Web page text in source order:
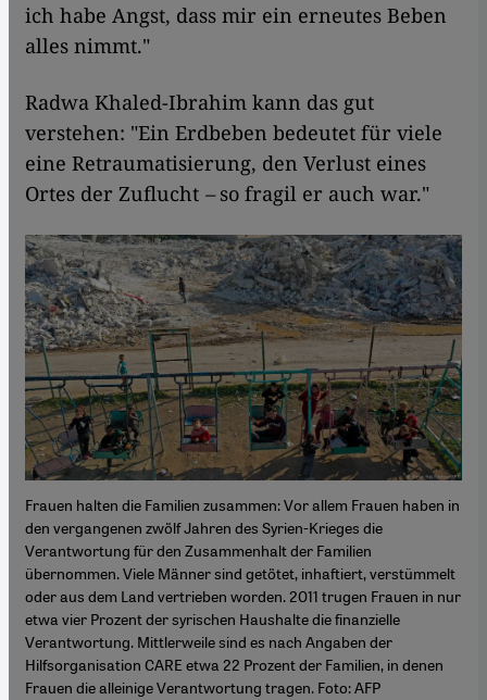
ich habe Angst, dass mir ein erneutes Beben
alles nimmt."
Radwa Khaled-Ibrahim kann das gut
verstehen: "Ein Erdbeben bedeutet für viele
eine Retraumatisierung, den Verlust eines
Ortes der Zuflucht –so fragil er auch war."
Frauen halten die Familien zusammen: Vor allem Frauen haben in
den vergangenen zwölf Jahren des Syrien-Krieges die
Verantwortung für den Zusammenhalt der Familien
übernommen. Viele Männer sind getötet, inhaftiert, verstümmelt
oder aus dem Land vertrieben worden. 2011 trugen Frauen in nur
etwa vier Prozent der syrischen Haushalte die finanzielle
Verantwortung. Mittlerweile sind es nach Angaben der
Hilfsorganisation CARE etwa 22 Prozent der Familien, in denen
Frauen die alleinige Verantwortung tragen. Foto: AFP